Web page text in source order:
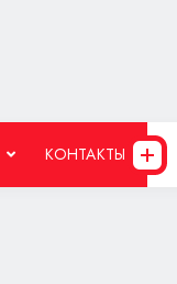
КОНТАКТЫ